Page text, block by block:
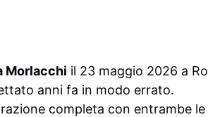
Morlacchi il 23 maggio 2026 a
anni fa in modo errato.
completa con entrambe le